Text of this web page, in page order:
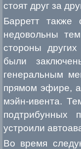
стоят друг за
Барретт также
недовольны
стороны
были
генеральным
прямом эфире, а
мэйн-ивента.
подтрибунных
устроили
Во время